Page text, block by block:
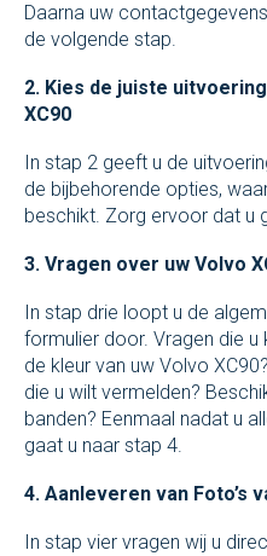
Daarna uw
de volgende stap.
2. Kies de juiste
XC90
In stap 2 geeft u de
de bijbehorende opties,
beschikt. Zorg ervoor dat u
3. Vragen over uw Volvo
In stap drie loopt u de
formulier door. Vragen die u
de kleur van uw Volvo
die u wilt vermelden?
banden? Eenmaal nadat u
gaat u naar stap 4.
4. Aanleveren van Foto’s
In stap vier vragen wij u